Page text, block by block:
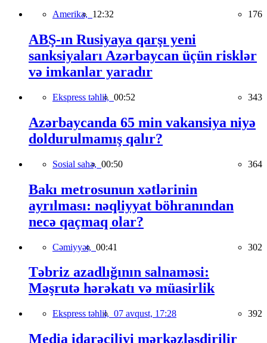
Amerika, 12:32 176
ABŞ-ın Rusiyaya qarşı yeni
sanksiyaları Azərbaycan üçün risklər
və imkanlar yaradır
Ekspress təhlil, 00:52 343
Azərbaycanda 65 min vakansiya niyə
doldurulmamış qalır?
Sosial sahə, 00:50 364
Bakı metrosunun xətlərinin
ayrılması: nəqliyyat böhranından
necə qaçmaq olar?
Cəmiyyət, 00:41 302
Təbriz azadlığının salnaməsi:
Məşrutə hərəkatı və müasirlik
Ekspress təhlil, 07 avqust, 17:28 392
Media idarəçiliyi mərkəzləşdirilir